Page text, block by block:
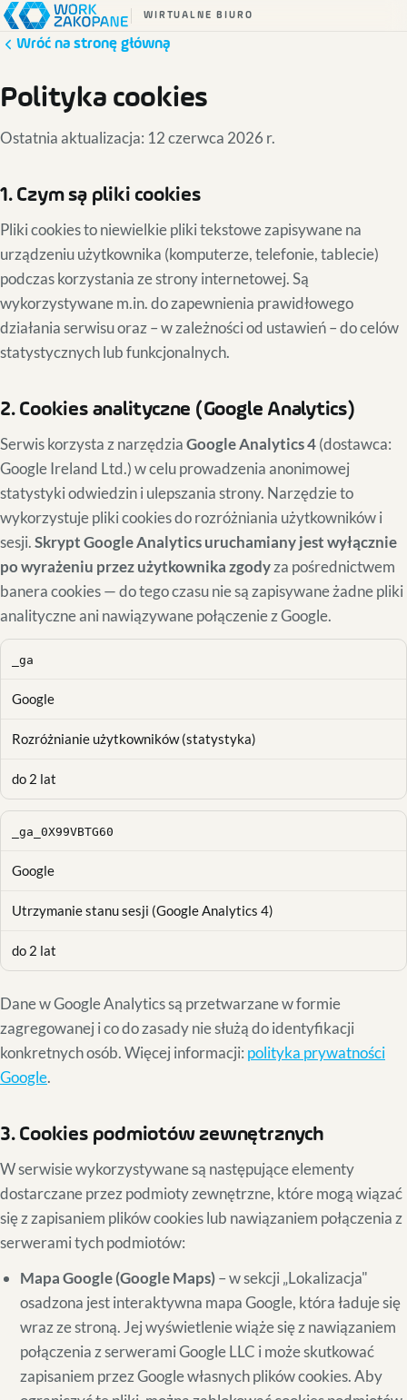
WIRTUALNE BIURO
Wróć na stronę główną
Polityka cookies
Ostatnia aktualizacja: 12 czerwca 2026 r.
1. Czym są pliki cookies
Pliki cookies to niewielkie pliki tekstowe zapisywane na
urządzeniu użytkownika (komputerze, telefonie, tablecie)
podczas korzystania ze strony internetowej. Są
wykorzystywane m.in. do zapewnienia prawidłowego
działania serwisu oraz – w zależności od ustawień – do celów
statystycznych lub funkcjonalnych.
2. Cookies analityczne (Google Analytics)
Serwis korzysta z narzędziaGoogle Analytics 4(dostawca:
Google Ireland Ltd.) w celu prowadzenia anonimowej
statystyki odwiedzin i ulepszania strony. Narzędzie to
wykorzystuje pliki cookies do rozróżniania użytkowników i
sesji.Skrypt Google Analytics uruchamiany jest wyłącznie
po wyrażeniu przez użytkownika zgodyza pośrednictwem
banera cookies — do tego czasu nie są zapisywane żadne pliki
analityczne ani nawiązywane połączenie z Google.
_ga
Google
Rozróżnianie użytkowników (statystyka)
do 2 lat
_ga_0X99VBTG60
Google
Utrzymanie stanu sesji (Google Analytics 4)
do 2 lat
Dane w Google Analytics są przetwarzane w formie
zagregowanej i co do zasady nie służą do identyfikacji
konkretnych osób. Więcej informacji: polityka prywatności
Google.
3. Cookies podmiotów zewnętrznych
W serwisie wykorzystywane są następujące elementy
dostarczane przez podmioty zewnętrzne, które mogą wiązać
się z zapisaniem plików cookies lub nawiązaniem połączenia z
serwerami tych podmiotów:
Mapa Google (Google Maps)– w sekcji „Lokalizacja"
osadzona jest interaktywna mapa Google, która ładuje się
wraz ze stroną. Jej wyświetlenie wiąże się z nawiązaniem
połączenia z serwerami Google LLC i może skutkować
zapisaniem przez Google własnych plików cookies. Aby